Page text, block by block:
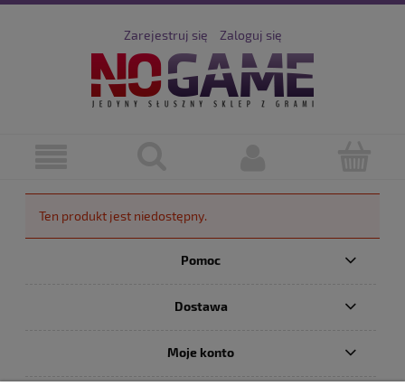
Zarejestruj się Zaloguj się
Ten produkt jest niedostępny.
Pomoc
Dostawa
Moje konto